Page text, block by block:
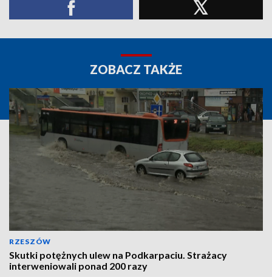
ZOBACZ TAKŻE
RZESZÓW
Skutki potężnych ulew na Podkarpaciu. Strażacy
interweniowali ponad 200 razy